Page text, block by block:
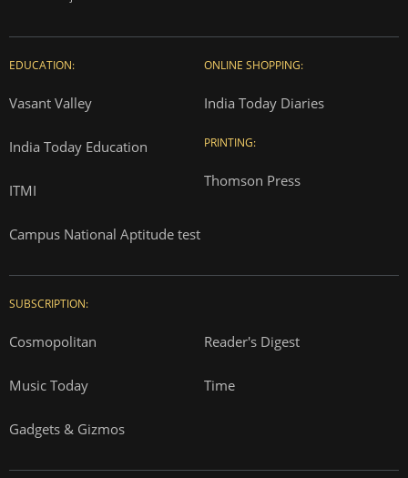
EDUCATION:
Vasant Valley
India Today Education
ITMI
Campus National Aptitude test
ONLINE SHOPPING:
India Today Diaries
PRINTING:
Thomson Press
SUBSCRIPTION:
Cosmopolitan Reader's Digest
Music Today Time
Gadgets & Gizmos